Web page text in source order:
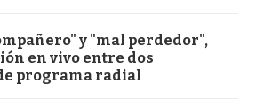
y "mal perdedor",
en vivo entre dos
programa radial